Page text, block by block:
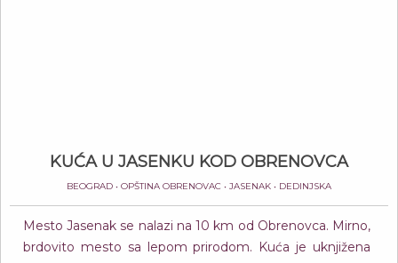
KUĆA U JASENKU KOD OBRENOVCA
BEOGRAD • OPŠTINA OBRENOVAC • JASENAK • DEDINJSKA
Mesto Jasenak se nalazi na 10 km od Obrenovca. Mirno,
brdovito mesto sa lepom prirodom. Kuća je uknjižena